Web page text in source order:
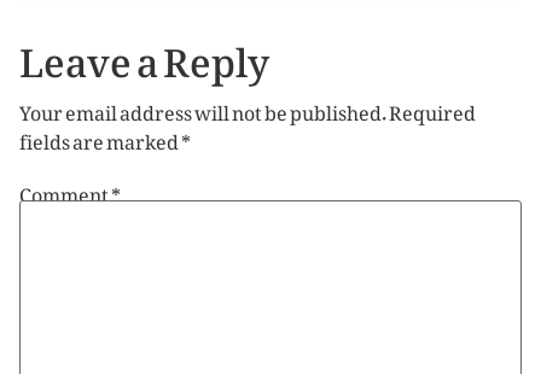
Leave a Reply
Your email address will not be published.Required
fields are marked*
Comment*